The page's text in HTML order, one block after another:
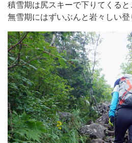
積雪期は尻スキーで下りてくると
無雪期にはずいぶんと岩々しい登